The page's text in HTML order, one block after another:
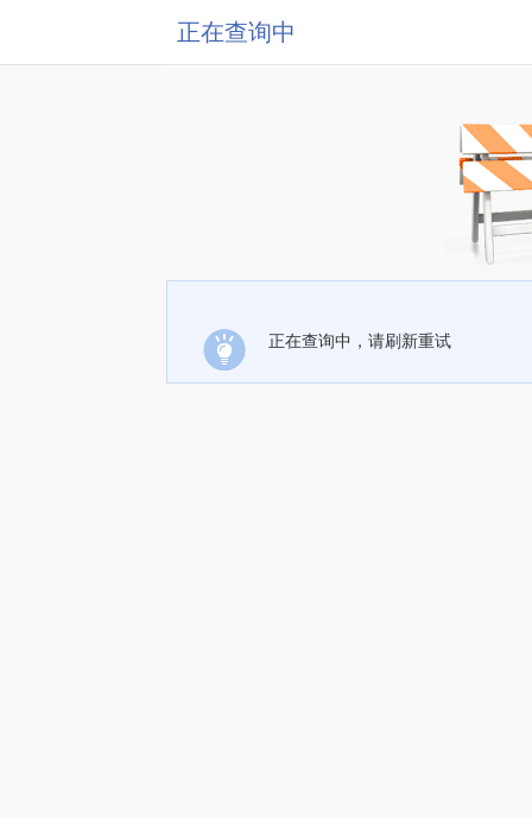
正在查询中
正在查询中，请刷新重试